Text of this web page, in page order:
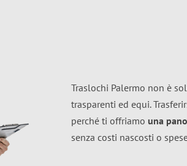
Traslochi Palermo non è
trasparenti ed equi.
perché ti offriamo una
senza costi nascosti o